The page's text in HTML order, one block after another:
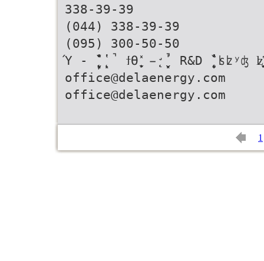
338-39-39
(044) 338-39-39
(095) 300-50-50
Ύ - ̨̨̞̬̙̖̦̏̔̍̌ ̨̦̖̔ ̚ ϯϴ ̬̞̹̖̦͕̽ ̵̨̨̛̬̬̣̖̦̍̚ R&D
office@delaenergy.com
office@delaenergy.com
1